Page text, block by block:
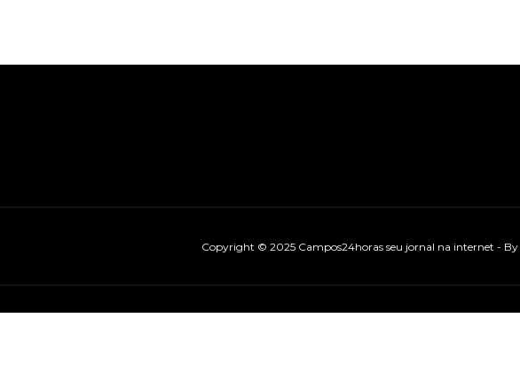
Copyright © 2025 Campos24horas seu jornal na internet - By